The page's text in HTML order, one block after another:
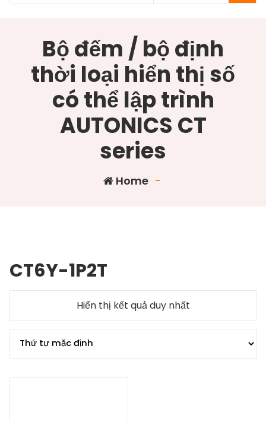
Bộ đếm / bộ định
thời loại hiển thị số
có thể lập trình
AUTONICS CT
series
Home -
CT6Y-1P2T
Hiển thị kết quả duy nhất